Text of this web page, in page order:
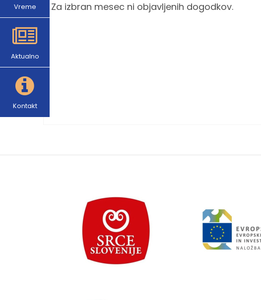
Vreme
Aktualno
Kontakt
Za izbran mesec ni objavljenih dogodkov.